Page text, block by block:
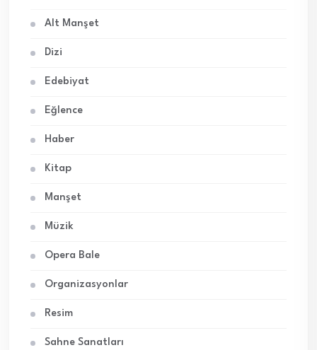
Alt Manşet
Dizi
Edebiyat
Eğlence
Haber
Kitap
Manşet
Müzik
Opera Bale
Organizasyonlar
Resim
Sahne Sanatları